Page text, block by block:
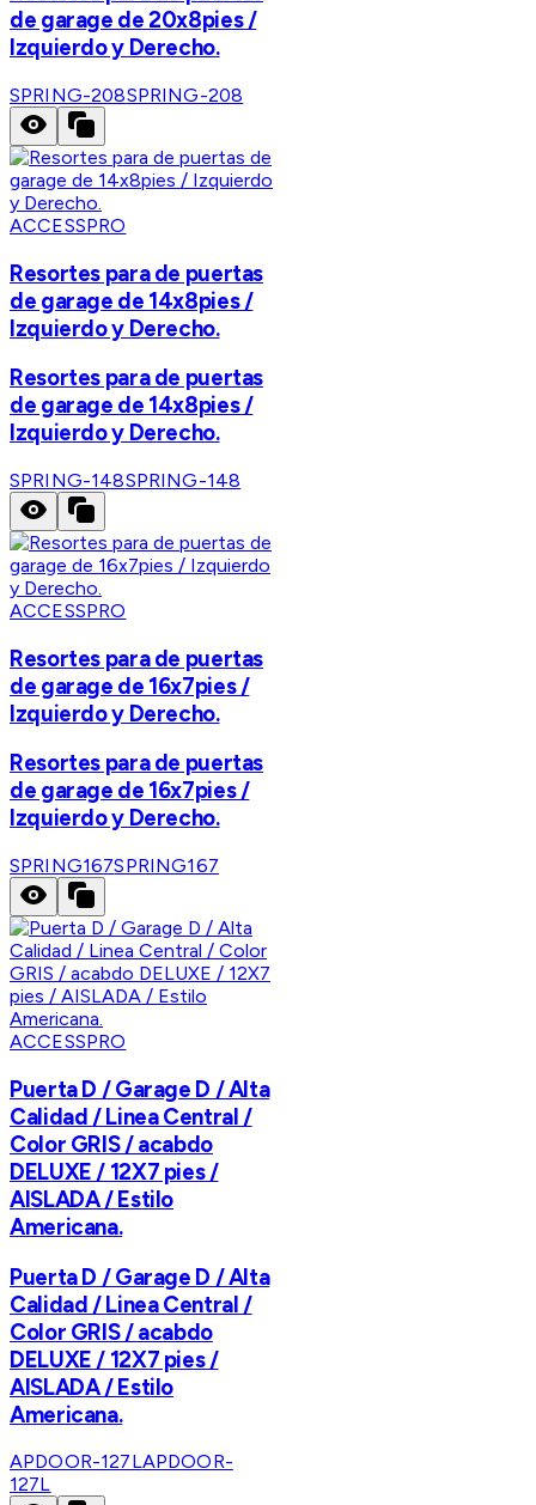
de garage de 20x8pies /
Izquierdo y Derecho.
SPRING-208SPRING-208
ACCESSPRO
Resortes para de puertas
de garage de 14x8pies /
Izquierdo y Derecho.
Resortes para de puertas
de garage de 14x8pies /
Izquierdo y Derecho.
SPRING-148SPRING-148
ACCESSPRO
Resortes para de puertas
de garage de 16x7pies /
Izquierdo y Derecho.
Resortes para de puertas
de garage de 16x7pies /
Izquierdo y Derecho.
SPRING167SPRING167
ACCESSPRO
Puerta D / Garage D / Alta
Calidad / Linea Central /
Color GRIS / acabdo
DELUXE / 12X7 pies /
AISLADA / Estilo
Americana.
Puerta D / Garage D / Alta
Calidad / Linea Central /
Color GRIS / acabdo
DELUXE / 12X7 pies /
AISLADA / Estilo
Americana.
APDOOR-127LAPDOOR-
127L